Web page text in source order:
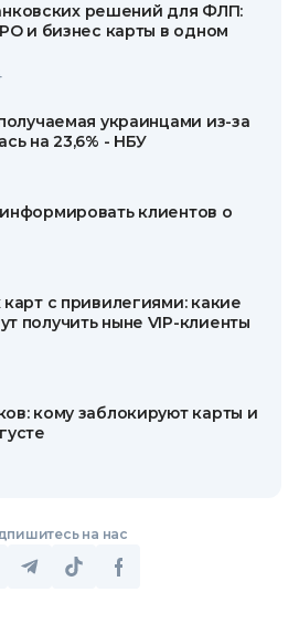
решений для ФЛП:
и бизнес карты в одном
украинцами из-за
на 23,6% - НБУ
клиентов о
с привилегиями: какие
получить ныне VIP-клиенты
кому заблокируют карты и
на нас